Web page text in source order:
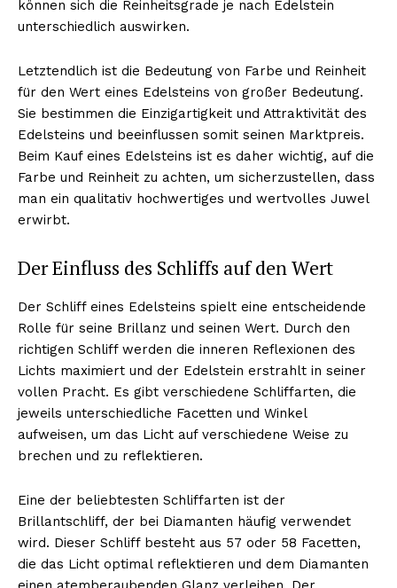
können sich die Reinheitsgrade je nach Edelstein
unterschiedlich auswirken.
Letztendlich ist die Bedeutung von Farbe und Reinheit
für den Wert eines Edelsteins von großer Bedeutung.
Sie bestimmen die Einzigartigkeit und Attraktivität des
Edelsteins und beeinflussen somit seinen Marktpreis.
Beim Kauf eines Edelsteins ist es daher wichtig, auf die
Farbe und Reinheit zu achten, um sicherzustellen, dass
man ein qualitativ hochwertiges und wertvolles Juwel
erwirbt.
Der Einfluss des Schliffs auf den Wert
Der Schliff eines Edelsteins spielt eine entscheidende
Rolle für seine Brillanz und seinen Wert. Durch den
richtigen Schliff werden die inneren Reflexionen des
Lichts maximiert und der Edelstein erstrahlt in seiner
vollen Pracht. Es gibt verschiedene Schliffarten, die
jeweils unterschiedliche Facetten und Winkel
aufweisen, um das Licht auf verschiedene Weise zu
brechen und zu reflektieren.
Eine der beliebtesten Schliffarten ist der
Brillantschliff, der bei Diamanten häufig verwendet
wird. Dieser Schliff besteht aus 57 oder 58 Facetten,
die das Licht optimal reflektieren und dem Diamanten